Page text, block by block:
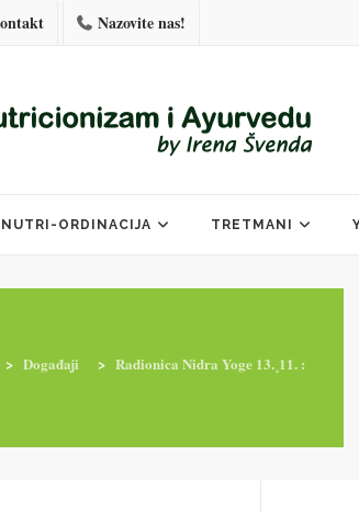
Nazovite nas!
NUTRI-ORDINACIJA TRETMANI
> Događaji > Radionica Nidra Yoge 13.¸11. :